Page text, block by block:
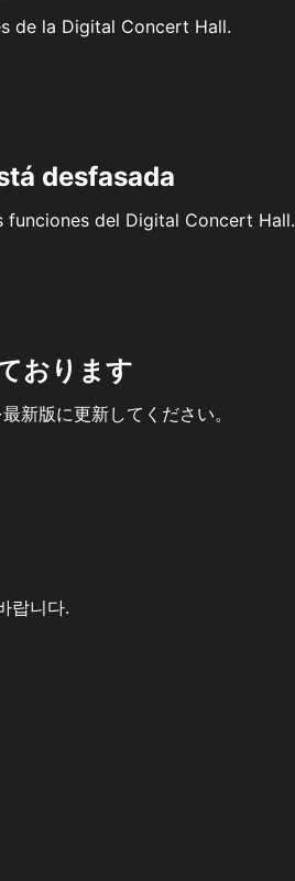
de la Digital Concert Hall.
desfasada
del Digital Concert Hall.
おります
新版に更新してください。
랍니다.